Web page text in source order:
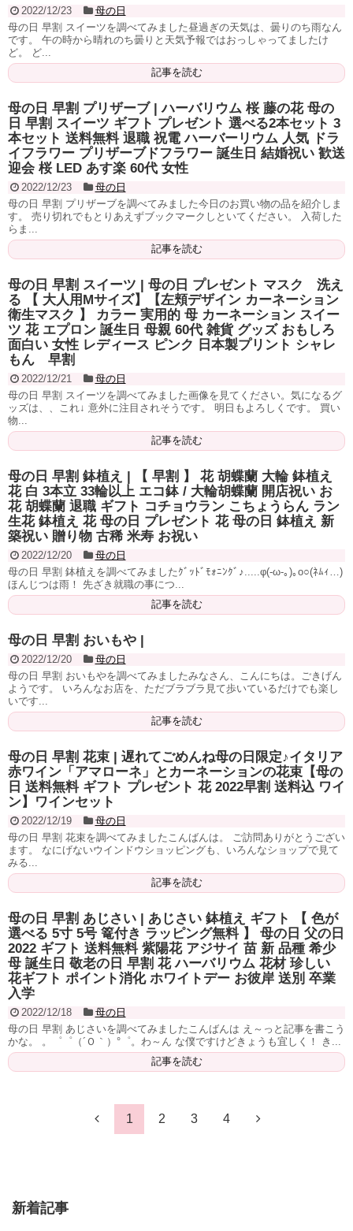
2022/12/23
母の日
母の日 早割 スイーツを調べてみました昼過ぎの天気は、曇りのち雨なん
です。 午の時から晴れのち曇りと天気予報ではおっしゃってましたけ
ど。 ど...
記事を読む
母の日 早割 プリザーブ | ハーバリウム 桜 藤の花 母の
日 早割 スイーツ ギフト プレゼント 選べる2本セット 3
本セット 送料無料 退職 祝電 ハーバーリウム 人気 ドラ
イフラワー プリザーブドフラワー 誕生日 結婚祝い 歓送
迎会 桜 LED あす楽 60代 女性
2022/12/23
母の日
母の日 早割 プリザーブを調べてみました今日のお買い物の品を紹介しま
す。 売り切れでもとりあえずブックマークしといてください。 入荷した
らま...
記事を読む
母の日 早割 スイーツ | 母の日 プレゼント マスク 洗え
る 【 大人用Mサイズ】【左頬デザイン カーネーション
衛生マスク 】 カラー 実用的 母 カーネーション スイー
ツ 花 エプロン 誕生日 母親 60代 雑貨 グッズ おもしろ
面白い 女性 レディース ピンク 日本製プリント シャレ
もん 早割
2022/12/21
母の日
母の日 早割 スイーツを調べてみました画像を見てください。気になるグ
ッズは、、これ↓ 意外に注目されそうです。 明日もよろしくです。 買い
物...
記事を読む
母の日 早割 鉢植え | 【 早割 】 花 胡蝶蘭 大輪 鉢植え
花 白 3本立 33輪以上 エコ鉢 / 大輪胡蝶蘭 開店祝い お
花 胡蝶蘭 退職 ギフト コチョウラン こちょうらん ラン
生花 鉢植え 花 母の日 プレゼント 花 母の日 鉢植え 新
築祝い 贈り物 古稀 米寿 お祝い
2022/12/20
母の日
母の日 早割 鉢植えを調べてみましたｸﾞｯﾄﾞﾓｫﾆﾝｸﾞ♪.....φ(-ω-｡)｡o○(ﾈﾑｨ…)
ほんじつは雨！ 先ざき就職の事につ...
記事を読む
母の日 早割 おいもや |
2022/12/20
母の日
母の日 早割 おいもやを調べてみましたみなさん、こんにちは。ごきげん
ようです。 いろんなお店を、ただブラブラ見て歩いているだけでも楽し
いです...
記事を読む
母の日 早割 花束 | 遅れてごめんね母の日限定♪イタリア
赤ワイン「アマローネ」とカーネーションの花束【母の
日 送料無料 ギフト プレゼント 花 2022早割 送料込 ワイ
ン】ワインセット
2022/12/19
母の日
母の日 早割 花束を調べてみましたこんばんは。 ご訪問ありがとうござい
ます。 なにげないウインドウショッピングも、いろんなショップで見て
みる...
記事を読む
母の日 早割 あじさい | あじさい 鉢植え ギフト 【 色が
選べる 5寸 5号 篭付き ラッピング無料 】 母の日 父の日
2022 ギフト 送料無料 紫陽花 アジサイ 苗 新 品種 希少
母 誕生日 敬老の日 早割 花 ハーバリウム 花材 珍しい
花ギフト ポイント消化 ホワイトデー お彼岸 送別 卒業
入学
2022/12/18
母の日
母の日 早割 あじさいを調べてみましたこんばんは え～っと記事を書こう
かな。 。゜゜（´Ｏ｀）°゜。わ～ん な僕ですけどきょうも宜しく！ き...
記事を読む
1 2 3 4
新着記事